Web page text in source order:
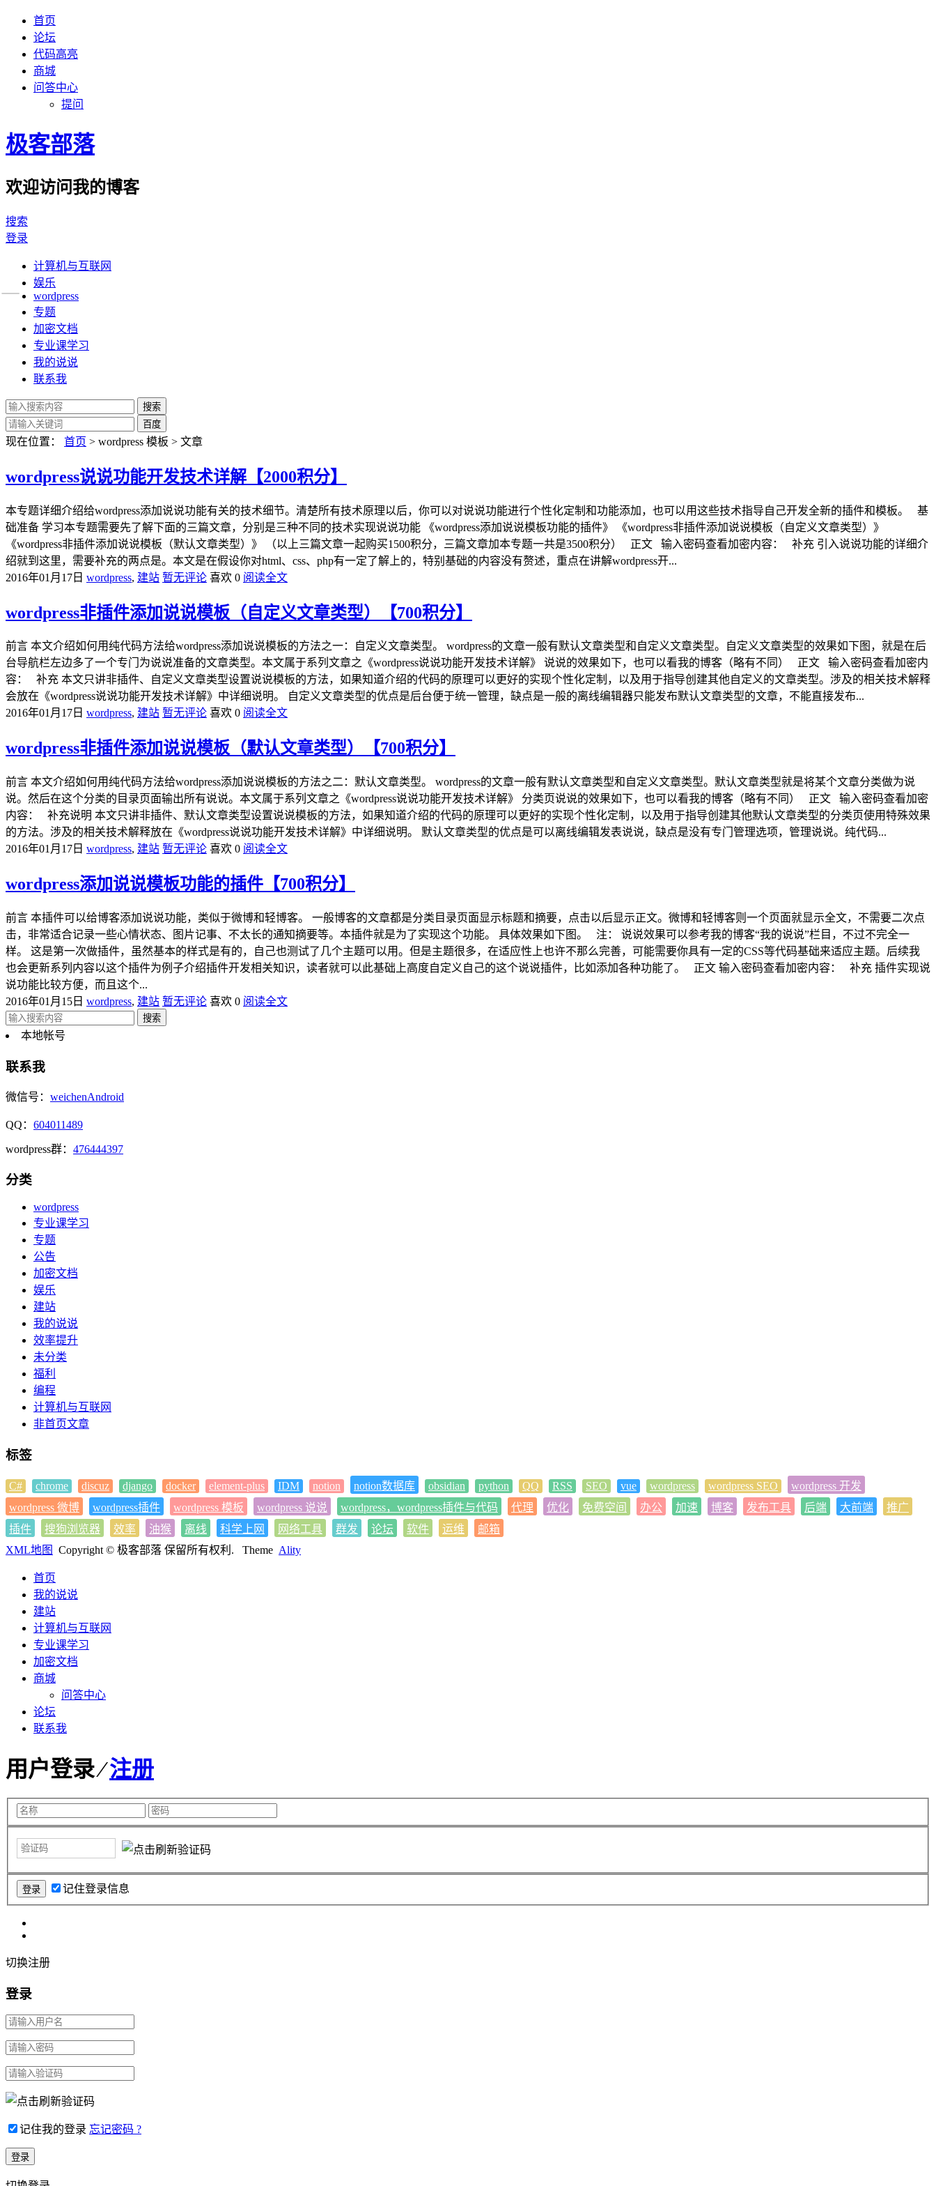
首页
论坛
代码高亮
商城
问答中心
提问
极客部落
欢迎访问我的博客
搜索
登录
计算机与互联网
娱乐
wordpress
专题
加密文档
专业课学习
我的说说
联系我
现在位置： 首页 > wordpress 模板 > 文章
wordpress说说功能开发技术详解【2000积分】
本专题详细介绍给wordpress添加说说功能有关的技术细节。清楚所有技术原理以后，你可以对说说功能进行个性化定制和功能添加，也可以用这些技术指导自己开发全新的插件和模板。 基
础准备 学习本专题需要先了解下面的三篇文章，分别是三种不同的技术实现说说功能 《wordpress添加说说模板功能的插件》 《wordpress非插件添加说说模板（自定义文章类型）》
《wordpress非插件添加说说模板（默认文章类型）》 （以上三篇文章一起购买1500积分，三篇文章加本专题一共是3500积分） 正文 输入密码查看加密内容： 补充 引入说说功能的详细介
绍就到这里，需要补充的两点是。本文是在假设你对html、css、php有一定了解上的，特别基础的内容没有赘述，重点在讲解wordpress开...
2016年01月17日 wordpress, 建站 暂无评论 喜欢 0 阅读全文
wordpress非插件添加说说模板（自定义文章类型）【700积分】
前言 本文介绍如何用纯代码方法给wordpress添加说说模板的方法之一：自定义文章类型。 wordpress的文章一般有默认文章类型和自定义文章类型。自定义文章类型的效果如下图，就是在后
台导航栏左边多了一个专门为说说准备的文章类型。本文属于系列文章之《wordpress说说功能开发技术详解》 说说的效果如下，也可以看我的博客（略有不同） 正文 输入密码查看加密内
容： 补充 本文只讲非插件、自定义文章类型设置说说模板的方法，如果知道介绍的代码的原理可以更好的实现个性化定制，以及用于指导创建其他自定义的文章类型。涉及的相关技术解释
会放在《wordpress说说功能开发技术详解》中详细说明。 自定义文章类型的优点是后台便于统一管理，缺点是一般的离线编辑器只能发布默认文章类型的文章，不能直接发布...
2016年01月17日 wordpress, 建站 暂无评论 喜欢 0 阅读全文
wordpress非插件添加说说模板（默认文章类型）【700积分】
前言 本文介绍如何用纯代码方法给wordpress添加说说模板的方法之二：默认文章类型。 wordpress的文章一般有默认文章类型和自定义文章类型。默认文章类型就是将某个文章分类做为说
说。然后在这个分类的目录页面输出所有说说。本文属于系列文章之《wordpress说说功能开发技术详解》 分类页说说的效果如下，也可以看我的博客（略有不同） 正文 输入密码查看加密
内容： 补充说明 本文只讲非插件、默认文章类型设置说说模板的方法，如果知道介绍的代码的原理可以更好的实现个性化定制，以及用于指导创建其他默认文章类型的分类页使用特殊效果
的方法。涉及的相关技术解释放在《wordpress说说功能开发技术详解》中详细说明。 默认文章类型的优点是可以离线编辑发表说说，缺点是没有专门管理选项，管理说说。纯代码...
2016年01月17日 wordpress, 建站 暂无评论 喜欢 0 阅读全文
wordpress添加说说模板功能的插件【700积分】
前言 本插件可以给博客添加说说功能，类似于微博和轻博客。 一般博客的文章都是分类目录页面显示标题和摘要，点击以后显示正文。微博和轻博客则一个页面就显示全文，不需要二次点
击，非常适合记录一些心情状态、图片记事、不太长的通知摘要等。本插件就是为了实现这个功能。 具体效果如下图。 注： 说说效果可以参考我的博客“我的说说”栏目，不过不完全一
样。 这是第一次做插件，虽然基本的样式是有的，自己也测试了几个主题可以用。但是主题很多，在适应性上也许不那么完善，可能需要你具有一定的CSS等代码基础来适应主题。后续我
也会更新系列内容以这个插件为例子介绍插件开发相关知识，读者就可以此基础上高度自定义自己的这个说说插件，比如添加各种功能了。 正文 输入密码查看加密内容： 补充 插件实现说
说功能比较方便，而且这个...
2016年01月15日 wordpress, 建站 暂无评论 喜欢 0 阅读全文
本地帐号
联系我
微信号： weichenAndroid
QQ： 604011489
wordpress群： 476444397
分类
wordpress
专业课学习
专题
公告
加密文档
娱乐
建站
我的说说
效率提升
未分类
福利
编程
计算机与互联网
非首页文章
标签
C# chrome discuz django docker element-plus IDM notion notion数据库 obsidian python QQ RSS SEO vue wordpress wordpress SEO
wordpress 开发
wordpress 微博
wordpress插件 wordpress 模板 wordpress 说说 wordpress，wordpress插件与代码 代理 优化 免费空间 办公 加速 博客 发布工具 后端 大前端
推广
插件
搜狗浏览器 效率 油猴 离线 科学上网 网络工具 群发 论坛 软件 运维
邮箱
XML地图
Copyright © 极客部落 保留所有权利. Theme Ality
首页
我的说说
建站
计算机与互联网
专业课学习
加密文档
商城
问答中心
论坛
联系我
用户登录 ⁄注册
记住登录信息
切换注册
登录
记住我的登录 忘记密码 ?